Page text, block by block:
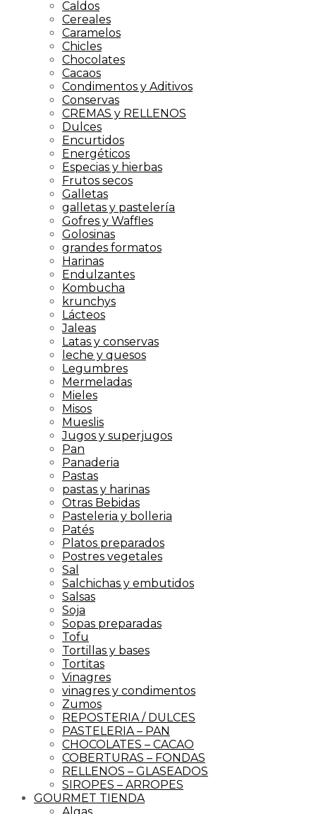
Caldos
Cereales
Caramelos
Chicles
Chocolates
Cacaos
Condimentos y Aditivos
Conservas
CREMAS y RELLENOS
Dulces
Encurtidos
Energéticos
Especias y hierbas
Frutos secos
Galletas
galletas y pastelería
Gofres y Waffles
Golosinas
grandes formatos
Harinas
Endulzantes
Kombucha
krunchys
Lácteos
Jaleas
Latas y conservas
leche y quesos
Legumbres
Mermeladas
Mieles
Misos
Mueslis
Jugos y superjugos
Pan
Panaderia
Pastas
pastas y harinas
Otras Bebidas
Pasteleria y bolleria
Patés
Platos preparados
Postres vegetales
Sal
Salchichas y embutidos
Salsas
Soja
Sopas preparadas
Tofu
Tortillas y bases
Tortitas
Vinagres
vinagres y condimentos
Zumos
REPOSTERIA / DULCES
PASTELERIA – PAN
CHOCOLATES – CACAO
COBERTURAS – FONDAS
RELLENOS – GLASEADOS
SIROPES – ARROPES
GOURMET TIENDA